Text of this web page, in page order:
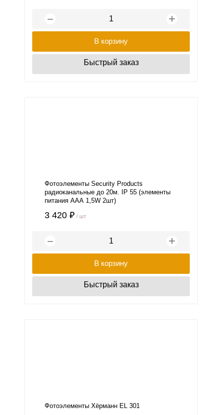
− +
В корзину
Быстрый заказ
Фотоэлементы Security Products
радиоканальные до 20м. IP 55 (элементы
питания ААА 1,5W 2шт)
3 420 ₽ / шт
− +
В корзину
Быстрый заказ
Фотоэлементы Хёрманн EL 301